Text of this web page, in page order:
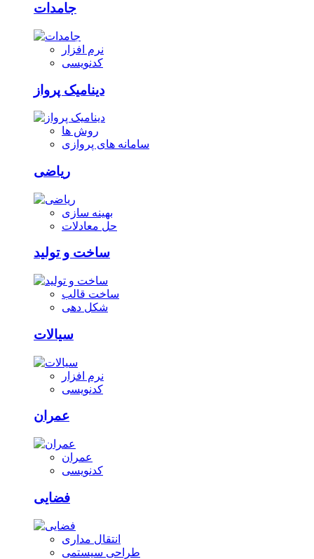
جامدات
نرم افزار
کدنویسی
دینامیک پرواز
روش ها
سامانه های پروازی
ریاضی
بهینه سازی
حل معادلات
ساخت و تولید
ساخت قالب
شکل دهی
سیالات
نرم افزار
کدنویسی
عمران
عمران
کدنویسی
فضایی
انتقال مداری
طراحی سیستمی